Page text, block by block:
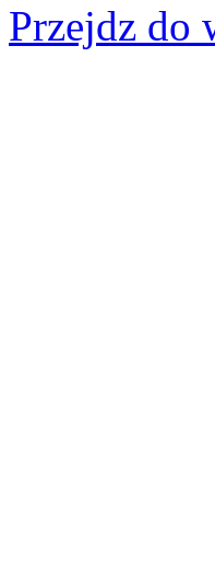
Przejdz do